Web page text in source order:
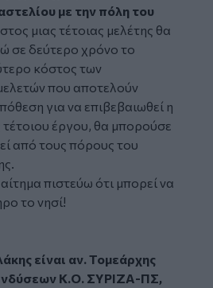
με την πόλη του
μιας τέτοιας μελέτης θα
σε δεύτερο χρόνο το
κόστος των
που αποτελούν
για να επιβεβαιωθεί η
τέτοιου έργου, θα μπορούσε
από τους πόρους του
πιστεύω ότι μπορεί να
το νησί!
είναι αν. Τομεάρχης
Κ.Ο. ΣΥΡΙΖΑ-ΠΣ,